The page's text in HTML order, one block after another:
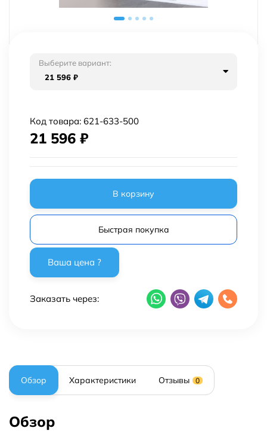
Выберите вариант:
21 596 ₽
Код товара: 621-633-500
21 596 ₽
В корзину
Быстрая покупка
Заказать через:
Обзор Характеристики Отзывы 0
Обзор